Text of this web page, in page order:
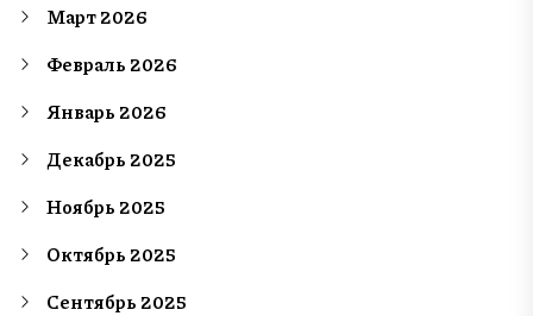
Март 2026
Февраль 2026
Январь 2026
Декабрь 2025
Ноябрь 2025
Октябрь 2025
Сентябрь 2025